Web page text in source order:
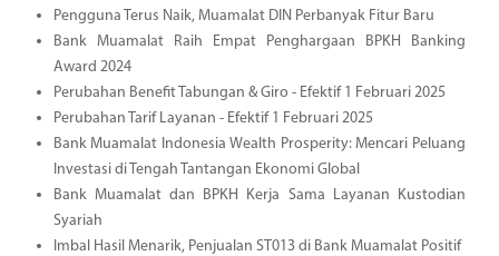
Pengguna Terus Naik, Muamalat DIN Perbanyak Fitur Baru
Bank Muamalat Raih Empat Penghargaan BPKH Banking
Award 2024
Perubahan Benefit Tabungan & Giro - Efektif 1 Februari 2025
Perubahan Tarif Layanan - Efektif 1 Februari 2025
Bank Muamalat Indonesia Wealth Prosperity: Mencari Peluang
Investasi di Tengah Tantangan Ekonomi Global
Bank Muamalat dan BPKH Kerja Sama Layanan Kustodian
Syariah
Imbal Hasil Menarik, Penjualan ST013 di Bank Muamalat Positif